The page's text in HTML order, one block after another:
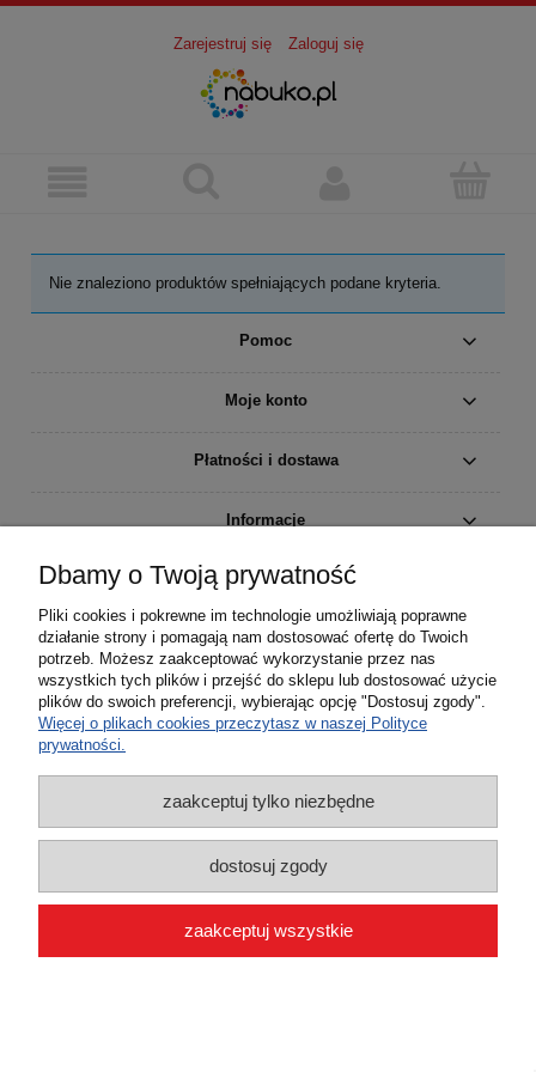
Zarejestruj się Zaloguj się
Nie znaleziono produktów spełniających podane kryteria.
Pomoc
Moje konto
Płatności i dostawa
Informacje
O nas
pokaż pełną wersję strony
Sklep internetowy Shoper.pl
Dbamy o Twoją prywatność
Pliki cookies i pokrewne im technologie umożliwiają poprawne
działanie strony i pomagają nam dostosować ofertę do Twoich
potrzeb. Możesz zaakceptować wykorzystanie przez nas
wszystkich tych plików i przejść do sklepu lub dostosować użycie
plików do swoich preferencji, wybierając opcję "Dostosuj zgody".
Więcej o plikach cookies przeczytasz w naszej Polityce
prywatności.
zaakceptuj tylko niezbędne
dostosuj zgody
zaakceptuj wszystkie